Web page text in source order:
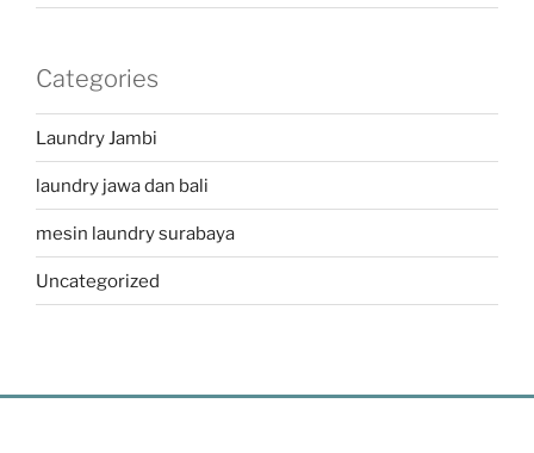
Categories
Laundry Jambi
laundry jawa dan bali
mesin laundry surabaya
Uncategorized